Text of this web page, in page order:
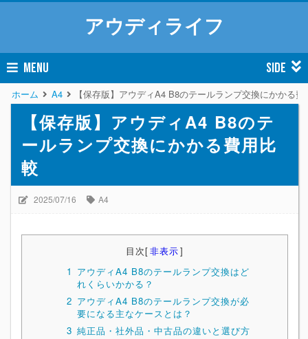
アウディライフ
MENU SIDE
ホーム A4 【保存版】アウディA4 B8のテールランプ交換にかかる費
【保存版】アウディA4 B8のテ
ールランプ交換にかかる費用比
較
2025/07/16 A4
目次[非表示]
1 アウディA4 B8のテールランプ交換はど
れくらいかかる？
2 アウディA4 B8のテールランプ交換が必
要になる主なケースとは？
3 純正品・社外品・中古品の違いと選び方